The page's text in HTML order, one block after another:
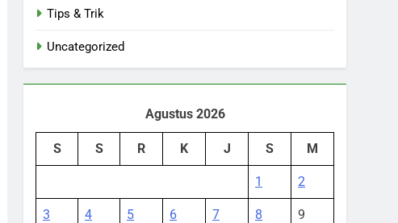
Tips & Trik
Uncategorized
Agustus 2026
S S R K J S M
1 2
3 4 5 6 7 8 9